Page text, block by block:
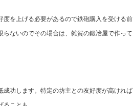
を上げる必要があるので鉄砲購入を受ける前
ないのでその場合は、雑賀の鍛冶屋で作って
功します。特定の坊主との友好度が高ければ